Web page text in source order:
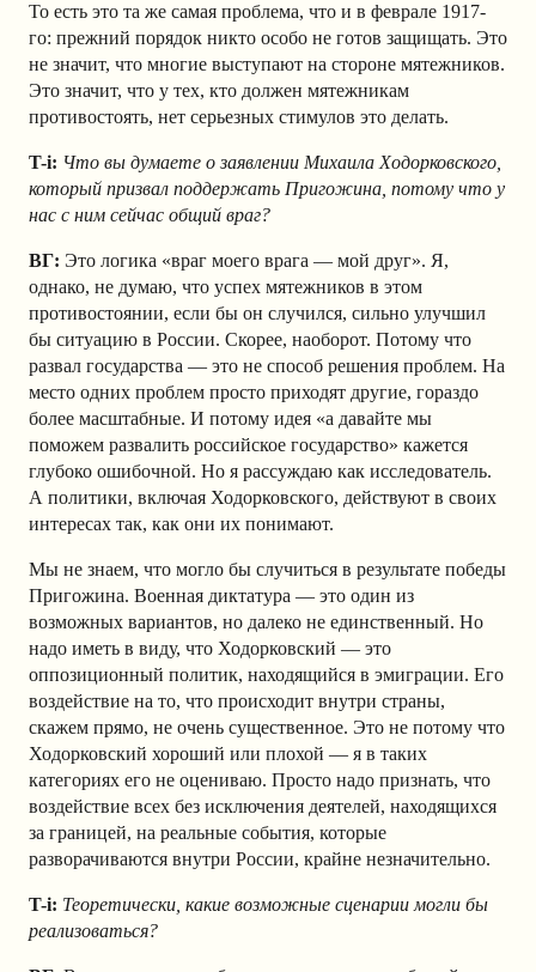
То есть это та же самая проблема, что и в феврале 1917-
го: прежний порядок никто особо не готов защищать. Это
не значит, что многие выступают на стороне мятежников.
Это значит, что у тех, кто должен мятежникам
противостоять, нет серьезных стимулов это делать.
T-i: Что вы думаете о заявлении Михаила Ходорковского,
который призвал поддержать Пригожина, потому что у
нас с ним сейчас общий враг?
ВГ: Это логика «враг моего врага — мой друг». Я,
однако, не думаю, что успех мятежников в этом
противостоянии, если бы он случился, сильно улучшил
бы ситуацию в России. Скорее, наоборот. Потому что
развал государства — это не способ решения проблем. На
место одних проблем просто приходят другие, гораздо
более масштабные. И потому идея «а давайте мы
поможем развалить российское государство» кажется
глубоко ошибочной. Но я рассуждаю как исследователь.
А политики, включая Ходорковского, действуют в своих
интересах так, как они их понимают.
Мы не знаем, что могло бы случиться в результате победы
Пригожина. Военная диктатура — это один из
возможных вариантов, но далеко не единственный. Но
надо иметь в виду, что Ходорковский — это
оппозиционный политик, находящийся в эмиграции. Его
воздействие на то, что происходит внутри страны,
скажем прямо, не очень существенное. Это не потому что
Ходорковский хороший или плохой — я в таких
категориях его не оцениваю. Просто надо признать, что
воздействие всех без исключения деятелей, находящихся
за границей, на реальные события, которые
разворачиваются внутри России, крайне незначительно.
T-i: Теоретически, какие возможные сценарии могли бы
реализоваться?